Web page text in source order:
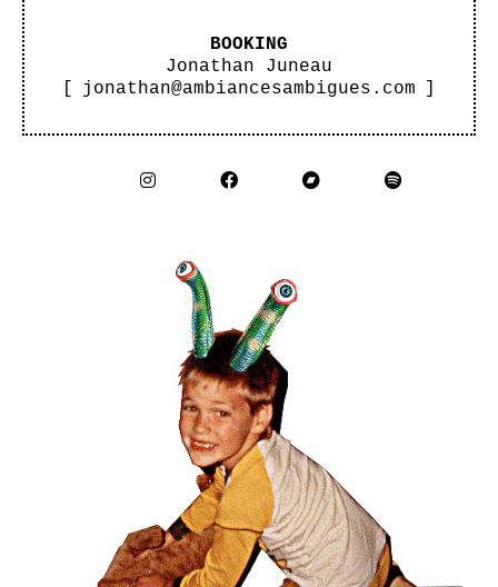
BOOKING
Jonathan Juneau
[
jonathan@ambiancesambigues.com ]